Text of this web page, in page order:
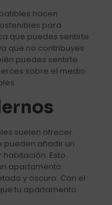
hacen
para
que puedes sentirte
que no contribuyes
puedes sentirte
sobre el medio
suelen ofrecer
pueden añadir un
Esto
apartamento
y oscuro. Con el
tu apartamento